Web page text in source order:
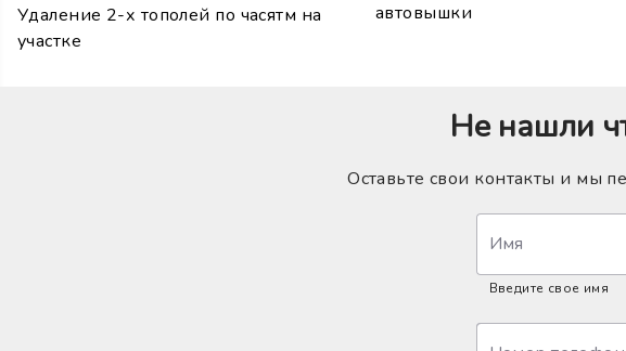
Удаление 2-х тополей по часятм на
участке
автовышки
Не нашли
Оставьте свои контакты и мы
Имя
Введите свое имя